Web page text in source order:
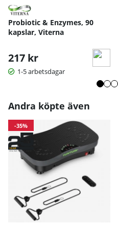
Probiotic & Enzymes, 90
kapslar, Viterna
217 kr
1-5 arbetsdagar
Andra köpte även
-35%